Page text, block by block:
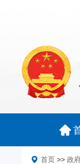
首页 >> 政